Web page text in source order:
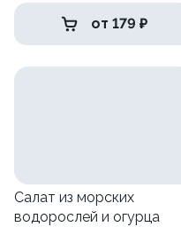
от 179 ₽
Салат из морских
водорослей и огурца